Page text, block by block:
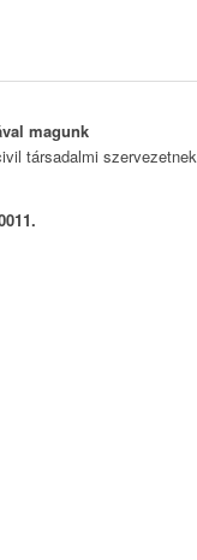
magunk
társadalmi szervezetnek